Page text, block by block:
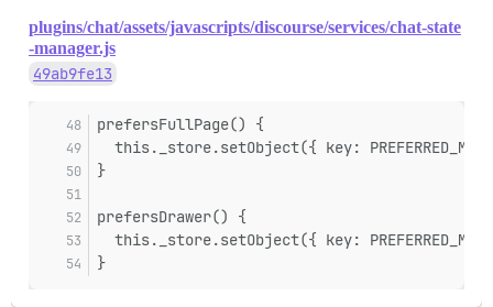
plugins/chat/assets/javascripts/discourse/services/chat-state
-manager.js
49ab9fe13
prefersFullPage() {
this._store.setObject({ key:
}
prefersDrawer() {
this._store.setObject({ key:
}